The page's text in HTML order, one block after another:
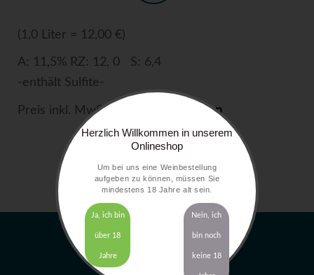
(1,0 Liter = 12,00 €)
A: 11,5% RZ: 12, 0 S: 6,4
-enthält Sulfite-
Preis inkl. MwSt. zzgl. Versandkosten
Herzlich Willkommen in unserem
Onlineshop
Um bei uns eine Weinbestellung
aufgeben zu können, müssen Sie
mindestens 18 Jahre alt sein.
Ja, ich bin
über 18
Jahre
Nein, ich
bin noch
keine 18